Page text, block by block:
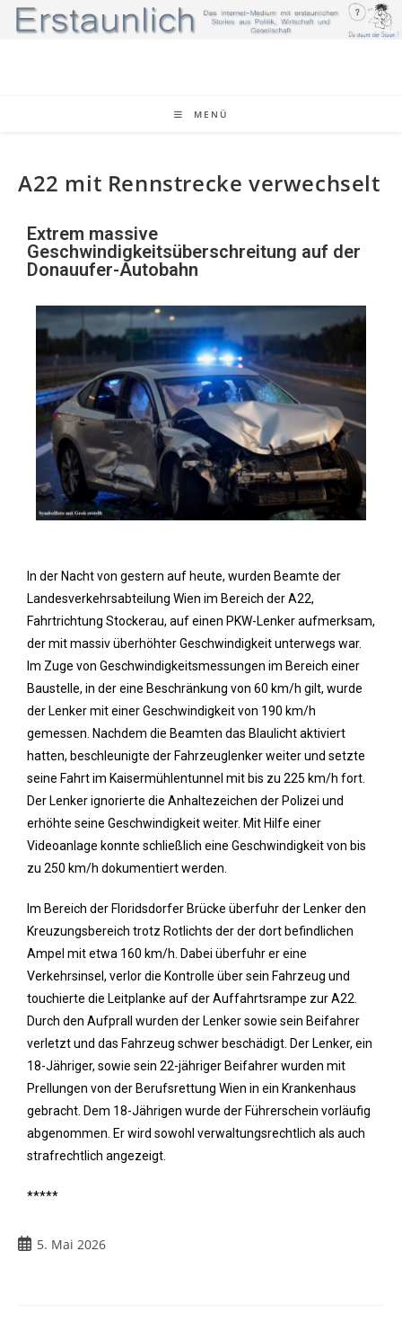
MENÜ
A22 mit Rennstrecke verwechselt
Extrem massive
Geschwindigkeitsüberschreitung auf der
Donauufer-Autobahn
In der Nacht von gestern auf heute, wurden Beamte der
Landesverkehrsabteilung Wien im Bereich der A22,
Fahrtrichtung Stockerau, auf einen PKW-Lenker aufmerksam,
der mit massiv überhöhter Geschwindigkeit unterwegs war.
Im Zuge von Geschwindigkeitsmessungen im Bereich einer
Baustelle, in der eine Beschränkung von 60 km/h gilt, wurde
der Lenker mit einer Geschwindigkeit von 190 km/h
gemessen. Nachdem die Beamten das Blaulicht aktiviert
hatten, beschleunigte der Fahrzeuglenker weiter und setzte
seine Fahrt im Kaisermühlentunnel mit bis zu 225 km/h fort.
Der Lenker ignorierte die Anhaltezeichen der Polizei und
erhöhte seine Geschwindigkeit weiter. Mit Hilfe einer
Videoanlage konnte schließlich eine Geschwindigkeit von bis
zu 250 km/h dokumentiert werden.
Im Bereich der Floridsdorfer Brücke überfuhr der Lenker den
Kreuzungsbereich trotz Rotlichts der der dort befindlichen
Ampel mit etwa 160 km/h. Dabei überfuhr er eine
Verkehrsinsel, verlor die Kontrolle über sein Fahrzeug und
touchierte die Leitplanke auf der Auffahrtsrampe zur A22.
Durch den Aufprall wurden der Lenker sowie sein Beifahrer
verletzt und das Fahrzeug schwer beschädigt. Der Lenker, ein
18-Jähriger, sowie sein 22-jähriger Beifahrer wurden mit
Prellungen von der Berufsrettung Wien in ein Krankenhaus
gebracht. Dem 18-Jährigen wurde der Führerschein vorläufig
abgenommen. Er wird sowohl verwaltungsrechtlich als auch
strafrechtlich angezeigt.
*****
5. Mai 2026